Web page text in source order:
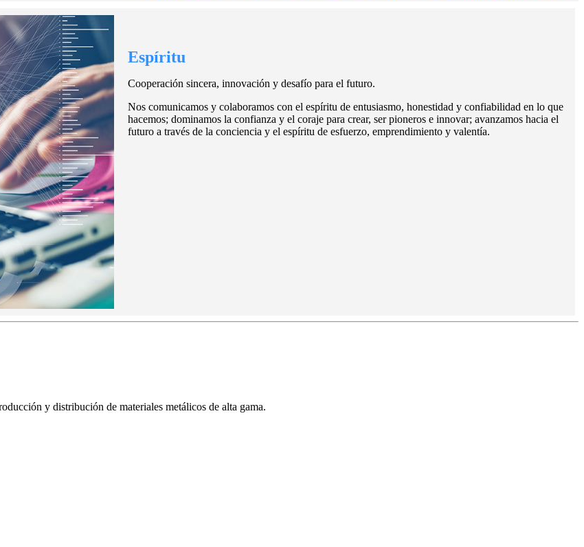
apasionado y
y mejora de la
Espíritu
Cooperación sincera, innovación y desafío para el futuro.
Nos comunicamos y colaboramos con el espíritu de entusiasmo, honestidad y confiabilidad en lo que
hacemos; dominamos la confianza y el coraje para crear, ser pioneros e innovar; avanzamos hacia el
futuro a través de la conciencia y el espíritu de esfuerzo, emprendimiento y valentía.
y distribución de materiales metálicos de alta gama.